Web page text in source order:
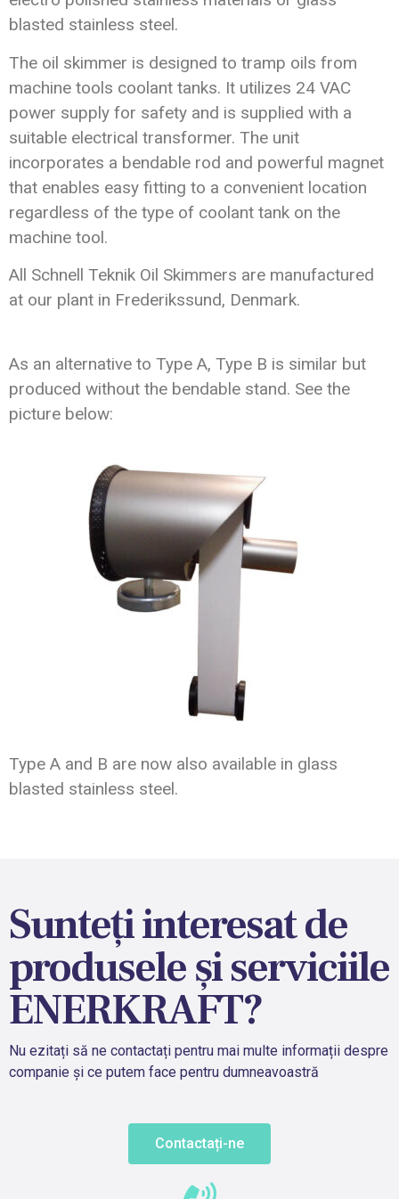
blasted stainless steel.
The oil skimmer is designed to tramp oils from
machine tools coolant tanks. It utilizes 24 VAC
power supply for safety and is supplied with a
suitable electrical transformer. The unit
incorporates a bendable rod and powerful magnet
that enables easy fitting to a convenient location
regardless of the type of coolant tank on the
machine tool.
All Schnell Teknik Oil Skimmers are manufactured
at our plant in Frederikssund, Denmark.
As an alternative to Type A, Type B is similar but
produced without the bendable stand. See the
picture below:
Type A and B are now also available in glass
blasted stainless steel.
Sunteți interesat de
produsele și serviciile
ENERKRAFT?
Nu ezitați să ne contactați pentru mai multe informații despre
companie și ce putem face pentru dumneavoastră
Contactați-ne